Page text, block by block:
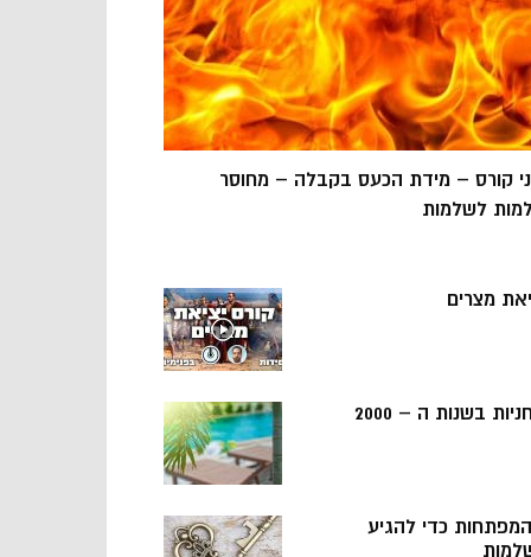
קורס – מידת הכעס בקבלה – מחוסר
לשלמות
מצרים
בשנות ה – 2000
5 המפתחות כדי להגיע